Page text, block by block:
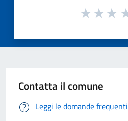
Contatta il comune
Leggi le domande frequenti